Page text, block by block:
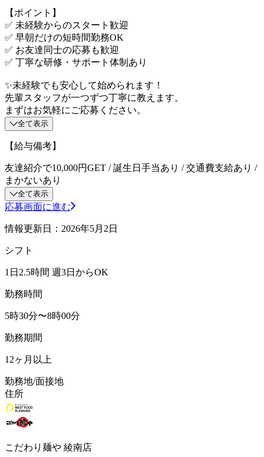
【ポイント】
✅ 未経験からのスタート歓迎
✅ 早朝だけの短時間勤務OK
✅ お友達同士の応募も歓迎
✅ 丁寧な研修・サポート体制あり
✨未経験でも安心して始められます！
先輩スタッフが一つずつ丁寧に教えます。
まずはお気軽にご応募ください。
全て表示
【給与備考】
友達紹介で10,000円GET / 誕生日手当あり / 交通費支給あり /
まかないあり
全て表示
応募画面に進む
情報更新日：2026年5月2日
シフト
1日2.5時間 週3日からOK
勤務時間
5時30分〜8時00分
勤務期間
12ヶ月以上
勤務地/面接地
住所
こだわり麺や 綾南店